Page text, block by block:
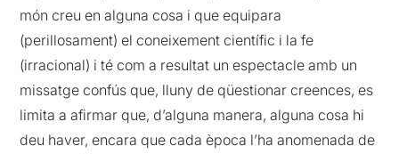
món creu en alguna cosa i que equipara
(perillosament) el coneixement científic i la fe
(irracional) i té com a resultat un espectacle amb un
missatge confús que, lluny de qüestionar creences, es
limita a afirmar que, d’alguna manera, alguna cosa hi
deu haver, encara que cada època l’ha anomenada de